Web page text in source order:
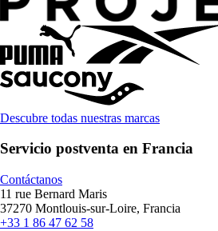
Descubre todas nuestras marcas
Servicio postventa en Francia
Contáctanos
11 rue Bernard Maris
37270 Montlouis-sur-Loire, Francia
+33 1 86 47 62 58